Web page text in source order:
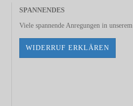
SPANNENDES
Viele spannende Anregungen in unserem
WIDERRUF ERKLÄREN